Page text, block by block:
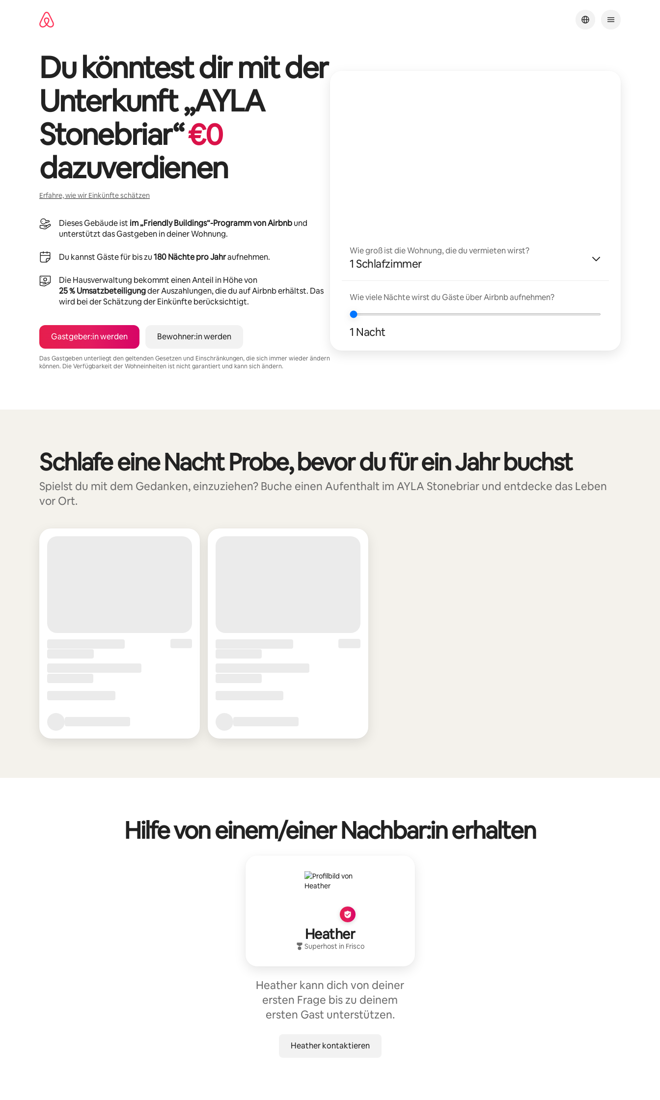
Du könntest dir mit der
Unterkunft „AYLA
Stonebriar“€0
dazuverdienen
Erfahre, wie wir Einkünfte schätzen
Dieses Gebäude ist im „Friendly Buildings“-Programm von Airbnbund
unterstützt das Gastgeben in deiner Wohnung.
Du kannst Gäste für bis zu180 Nächte pro Jahraufnehmen.
Die Hausverwaltung bekommt einen Anteil in Höhe von
25 % Umsatzbeteiligungder Auszahlungen, die du auf Airbnb erhältst. Das
wird bei der Schätzung der Einkünfte berücksichtigt.
Gastgeber:in werden Bewohner:in werden
Das Gastgeben unterliegt den geltenden Gesetzen und Einschränkungen, die sich immer wieder ändern
können. Die Verfügbarkeit der Wohneinheiten ist nicht garantiert und kann sich ändern.
Wie groß ist die Wohnung, die du vermieten wirst?
1 Schlafzimmer
Wie viele Nächte wirst du Gäste über Airbnb aufnehmen?
1 Nacht
Schlafe eine Nacht Probe, bevor du für ein Jahr buchst
Spielst du mit dem Gedanken, einzuziehen? Buche einen Aufenthalt im AYLA Stonebriar und entdecke das Leben
vor Ort.
0 von 0 Artikeln
Hilfe von einem/einer Nachbar:in erhalten
Heather
Superhost in Frisco
Heather kann dich von deiner
ersten Frage bis zu deinem
ersten Gast unterstützen.
Heather kontaktieren